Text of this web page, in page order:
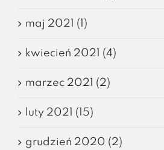
maj 2021 (1)
kwiecień 2021 (4)
marzec 2021 (2)
luty 2021 (15)
grudzień 2020 (2)